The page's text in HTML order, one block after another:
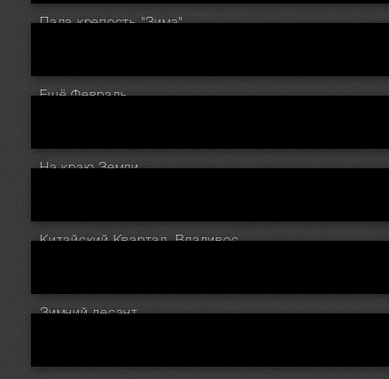
Пала крепость "Зима"
Ещё Февраль.
На краю Земли.
Китайский Квартал. Владивосток.
Зимний десант.